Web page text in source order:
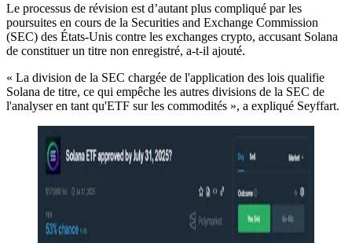
Le processus de révision est d’autant plus compliqué par les
poursuites en cours de la Securities and Exchange Commission
(SEC) des États-Unis contre les exchanges crypto, accusant Solana
de constituer un titre non enregistré, a-t-il ajouté.
« La division de la SEC chargée de l'application des lois qualifie
Solana de titre, ce qui empêche les autres divisions de la SEC de
l'analyser en tant qu'ETF sur les commodités », a expliqué Seyffart.